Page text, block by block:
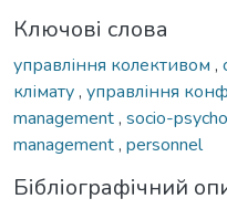
Ключові слова
управління колективом ,
клімату, управління
management, socio-
management, personnel
Бібліографічний